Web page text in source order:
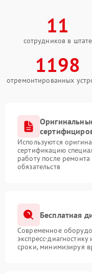
11
сотрудников в штате
1198
отремонтированных
Используются
сертификацию
работу после
обязательств
Бесплатная
Современное
экспресс-
сроки, минимизируя